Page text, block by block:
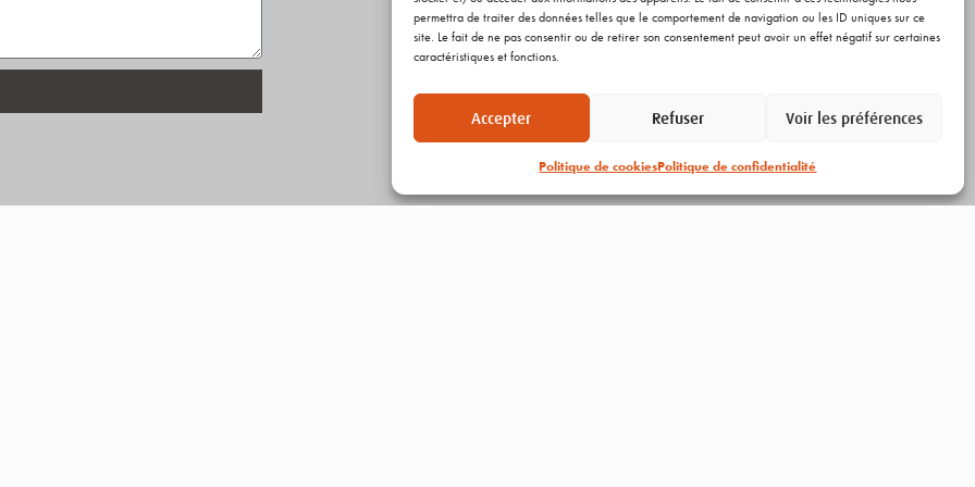
permettra de traiter des données telles que le comportement de navigation ou les ID uniques sur ce
site. Le fait de ne pas consentir ou de retirer son consentement peut avoir un effet négatif sur certaines
caractéristiques et fonctions.
Accepter Refuser Voir les préférences
Politique de cookiesPolitique de confidentialité